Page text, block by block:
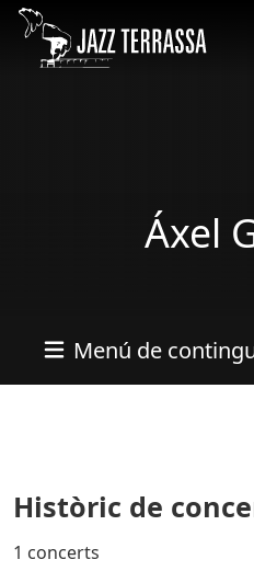
Vés al contingut
Áxel
Menú de
Històric de
1 concerts